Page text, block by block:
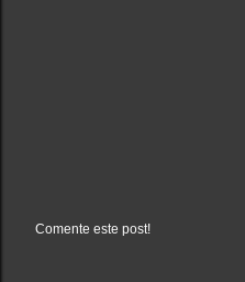
Comente este post!